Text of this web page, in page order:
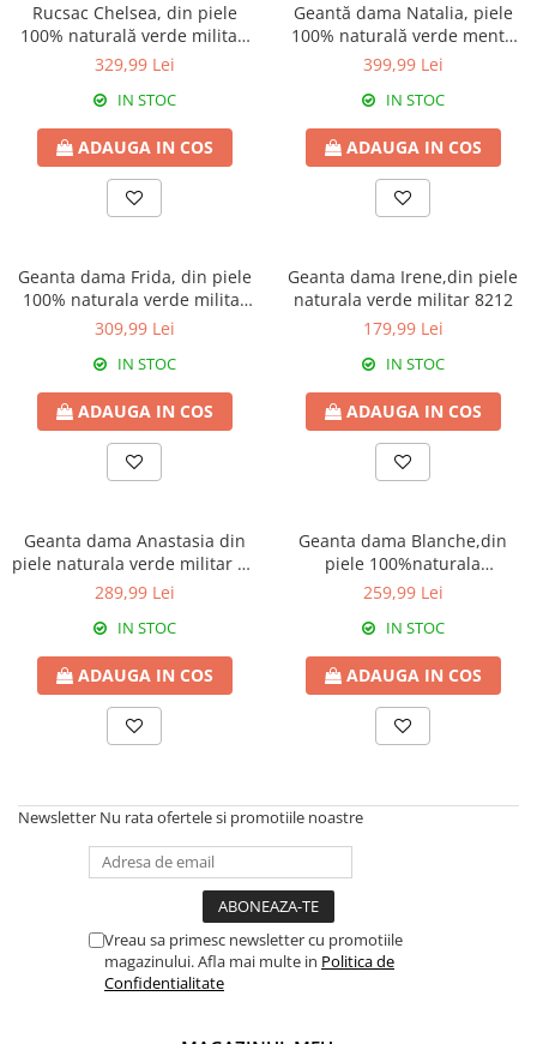
Genți Nude
Genți Portocalii
Genți Roze
Genți Roșii
Genți Taupe
Genți Turcoaz
Rucsac Chelsea, din piele
100% naturală verde militar,
8087
329,99 Lei
IN STOC
ADAUGA IN COS
Geantă dama Natalia, piele
100% naturală verde menta
cu aspect matlasat, lant auriu
399,99 Lei
IN STOC
ADAUGA IN COS
Geanta dama Frida, din piele
100% naturala verde militar
,8229
309,99 Lei
IN STOC
ADAUGA IN COS
Geanta dama Irene,din piele
naturala verde militar 8212
179,99 Lei
IN STOC
ADAUGA IN COS
Geanta dama Anastasia din
piele naturala verde militar cu
accesorii argintii,8230
289,99 Lei
IN STOC
ADAUGA IN COS
Geanta dama Blanche,din
piele 100%naturala
Italia,8246,verde inchis
259,99 Lei
IN STOC
ADAUGA IN COS
Newsletter Nu rata ofertele si promotiile noastre
Vreau sa primesc newsletter cu promotiile
magazinului. Afla mai multe in Politica de
Confidentialitate